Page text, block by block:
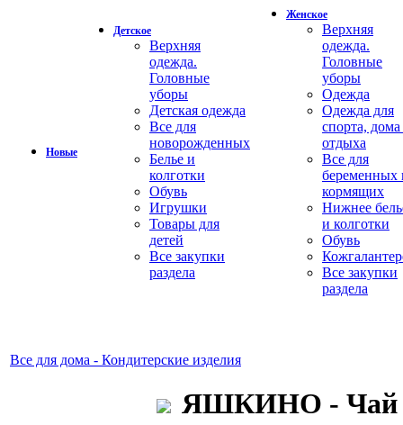
Новые
Детское
Верхняя
одежда.
Головные
уборы
Детская одежда
Все для
новорожденных
Белье и
колготки
Обувь
Игрушки
Товары для
детей
Все закупки
раздела
Женское
Верхняя
одежда.
Головные
уборы
Одежда
Одежда для
спорта,
отдыха
Все для
беременных
кормящих
Нижнее
и колготки
Обувь
Все закупки
раздела
Все для дома - Кондитерские изделия
ЯШКИНО - Чай